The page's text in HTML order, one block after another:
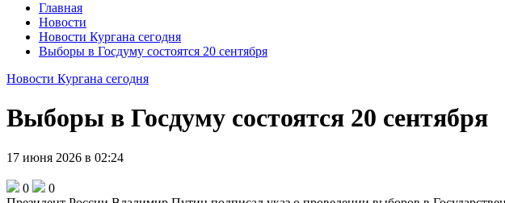
Главная
Новости
Новости Кургана сегодня
Выборы в Госдуму состоятся 20 сентября
Новости Кургана сегодня
Выборы в Госдуму состоятся 20 сентября
17 июня 2026 в 02:24
0
0